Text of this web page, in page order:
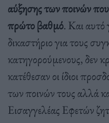
αύξησης των ποινών
πρώτο βαθμό. Και αυτό
δικαστήριο για τους
κατηγορούμενους, δεν
κατέθεσαν οι ίδιοι
των ποινών τους αλλά
Εισαγγελέας Εφετών